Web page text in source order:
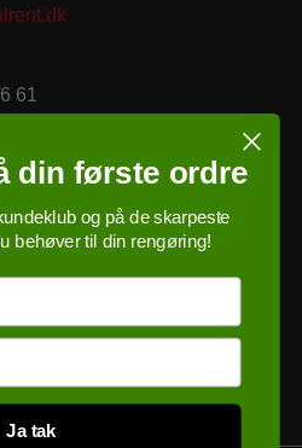
61
din første ordre
og på de skarpeste
behøver til din rengøring!
Ja tak